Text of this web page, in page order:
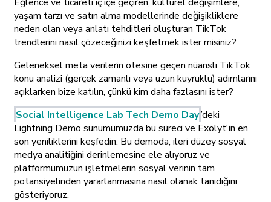
yaşam tarzı ve satın alma modellerinde değişikliklere
neden olan veya anlatı tehditleri oluşturan TikTok
trendlerini nasıl çözeceğinizi keşfetmek ister misiniz?
Geleneksel meta verilerin ötesine geçen nüanslı TikTok
konu analizi (gerçek zamanlı veya uzun kuyruklu) adımlarını
açıklarken bize katılın, çünkü kim daha fazlasını ister?
Social Intelligence Lab Tech Demo Day’deki
Lightning Demo sunumumuzda bu süreci ve Exolyt'in en
son yeniliklerini keşfedin. Bu demoda, ileri düzey sosyal
medya analitiğini derinlemesine ele alıyoruz ve
platformumuzun işletmelerin sosyal verinin tam
potansiyelinden yararlanmasına nasıl olanak tanıdığını
gösteriyoruz.